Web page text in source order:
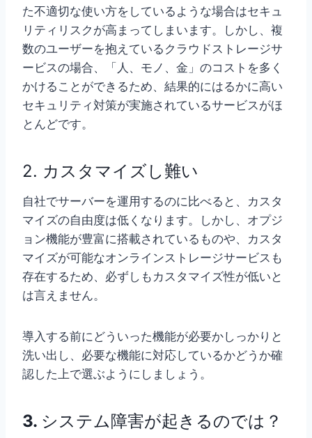
た不適切な使い方をしているような場合はセキュ
リティリスクが高まってしまいます。しかし、複
数のユーザーを抱えているクラウドストレージサ
ービスの場合、「人、モノ、金」のコストを多く
かけることができるため、結果的にはるかに高い
セキュリティ対策が実施されているサービスがほ
とんどです。
2. カスタマイズし難い
自社でサーバーを運用するのに比べると、カスタ
マイズの自由度は低くなります。しかし、オプジ
ョン機能が豊富に搭載されているものや、カスタ
マイズが可能なオンラインストレージサービスも
存在するため、必ずしもカスタマイズ性が低いと
は言えません。
導入する前にどういった機能が必要かしっかりと
洗い出し、必要な機能に対応しているかどうか確
認した上で選ぶようにしましょう。
3. システム障害が起きるのでは？